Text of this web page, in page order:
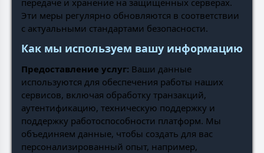
передаче и хранение на защищённых серверах.
Эти меры регулярно обновляются в соответствии
с актуальными стандартами безопасности.
Как мы используем вашу информацию
Предоставление услуг: Ваши данные
используются для обеспечения работы наших
сервисов, включая обработку транзакций,
аутентификацию, техническую поддержку и
поддержку работоспособности платформ. Мы
объединяем данные, чтобы создать для вас
персонализированный опыт, например,